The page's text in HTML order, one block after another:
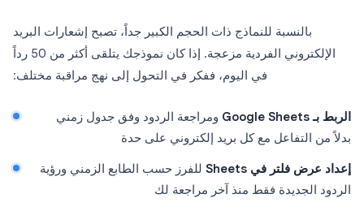
بالنسبة للنماذج ذات الحجم الكبير جداً، تصبح إشعارات البريد
الإلكتروني الفردية مزعجة. إذا كان نموذجك يتلقى أكثر من 50 رداً
في اليوم، ففكر في التحول إلى نهج مراقبة مختلف:
الربط بـ Google Sheets
ومراجعة الردود وفق جدول زمني
بدلاً من التفاعل مع كل بريد إلكتروني على حدة
إعداد عرض فلتر في Sheets
للفرز حسب الطابع الزمني ورؤية
الردود الجديدة فقط منذ آخر مراجعة لك